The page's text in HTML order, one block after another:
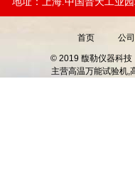
首页 公
© 2019 馥勒仪器科技
主营高温万能试验机,